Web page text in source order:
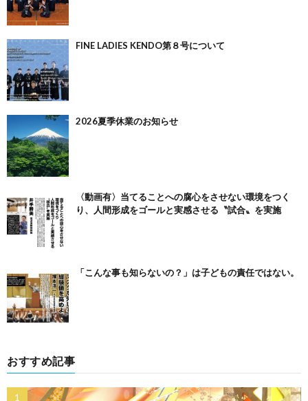
FINE LADIES KENDO第８号について
2026夏季休業のお知らせ
〈動画有〉当てることへの腐心をさせない環境をつく
り、人間形成をゴールと実感させる〝試合〟を実施
「こんな事も知らないの？」は子どもの責任ではない。
おすすめ記事